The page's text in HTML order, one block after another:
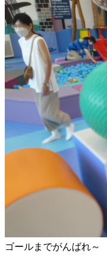
ゴールまでがんばれ～